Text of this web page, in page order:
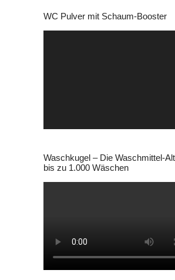
WC Pulver mit Schaum-Booster
Waschkugel – Die Waschmittel-
bis zu 1.000 Wäschen